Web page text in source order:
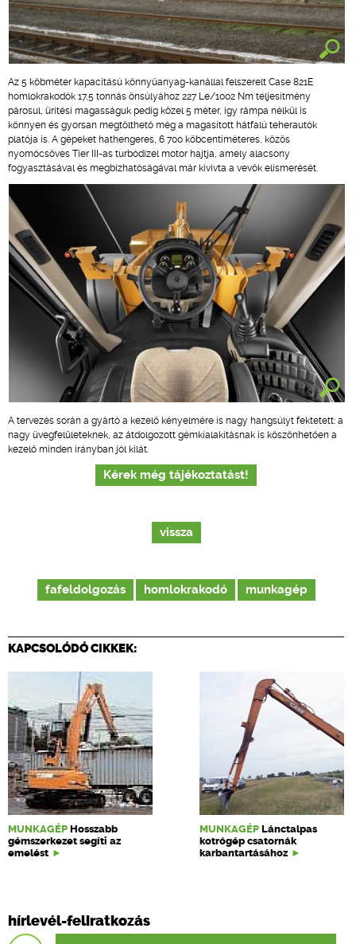
Az 5 köbméter kapacitású könnyűanyag-kanállal felszerelt Case 821E
homlokrakodók 17,5 tonnás önsúlyához 227 Le/1002 Nm teljesítmény
párosul, ürítési magasságuk pedig közel 5 méter, így rámpa nélkül is
könnyen és gyorsan megtölthető még a magasított hátfalú teherautók
platója is. A gépeket hathengeres, 6 700 köbcentiméteres, közös
nyomócsöves Tier III-as turbódízel motor hajtja, amely alacsony
fogyasztásával és megbízhatóságával már kivívta a vevők elismerését.
A tervezés során a gyártó a kezelő kényelmére is nagy hangsúlyt fektetett: a
nagy üvegfelületeknek, az átdolgozott gémkialakításnak is köszönhetően a
kezelő minden irányban jól kilát.
Kérek még tájékoztatást!
vissza
fafeldolgozás homlokrakodó munkagép
KAPCSOLÓDÓ CIKKEK:
MUNKAGÉP Hosszabb
gémszerkezet segíti az
emelést
MUNKAGÉP Lánctalpas
kotrógép csatornák
karbantartásához
hírlevél-feliratkozás